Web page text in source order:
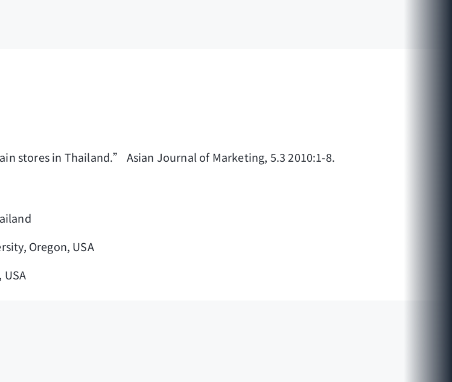
stores in Thailand.” Asian Journal of Marketing, 5.3 2010:1-8.
Oregon, USA